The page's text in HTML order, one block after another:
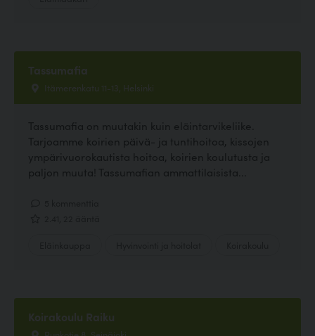
Tassumafia
Itämerenkatu 11-13, Helsinki
Tassumafia on muutakin kuin eläintarvikeliike.
Tarjoamme koirien päivä- ja tuntihoitoa, kissojen
ympärivuorokautista hoitoa, koirien koulutusta ja
paljon muuta! Tassumafian ammattilaisista...
Koirakoulu Raiku